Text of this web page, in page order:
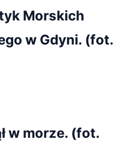
Morskich
w Gdyni. (fot.
w morze. (fot.